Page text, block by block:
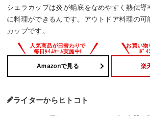
シェラカップは炎が鍋底をなめやすく熱伝導
に料理ができるんです。アウトドア料理の可
カップです。
Amazonで見る 楽
ライターからヒトコト